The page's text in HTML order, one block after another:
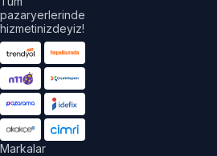
pazaryerlerinde
hizmetinizdeyiz!
Markalar